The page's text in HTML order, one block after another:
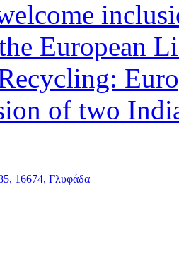
of two
16674, Γλυφάδα